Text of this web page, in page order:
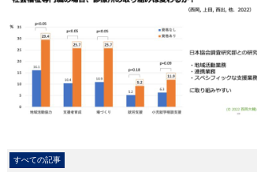
すべての記事